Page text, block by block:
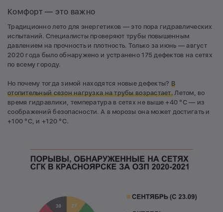
Комфорт — это важно
Традиционно лето для энергетиков — это пора гидравлических
испытаний. Специалисты проверяют трубы повышенным
давлением на прочность и плотность. Только за июнь — август
2020 года было обнаружено и устранено 175 дефектов на сетях
по всему городу.
Но почему тогда зимой находятся новые дефекты? В
отопительный сезон нагрузка на трубы возрастает.Летом, во
время гидравлики, температура в сетях не выше +40 °С — из
соображений безопасности. А в морозы она может достигать и
+100 °С, и +120 °С.